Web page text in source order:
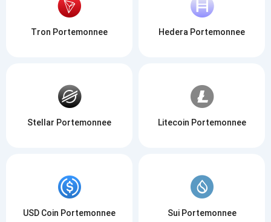
Tron Portemonnee Hedera Portemonnee
Stellar Portemonnee Litecoin Portemonnee
USD Coin Portemonnee Sui Portemonnee